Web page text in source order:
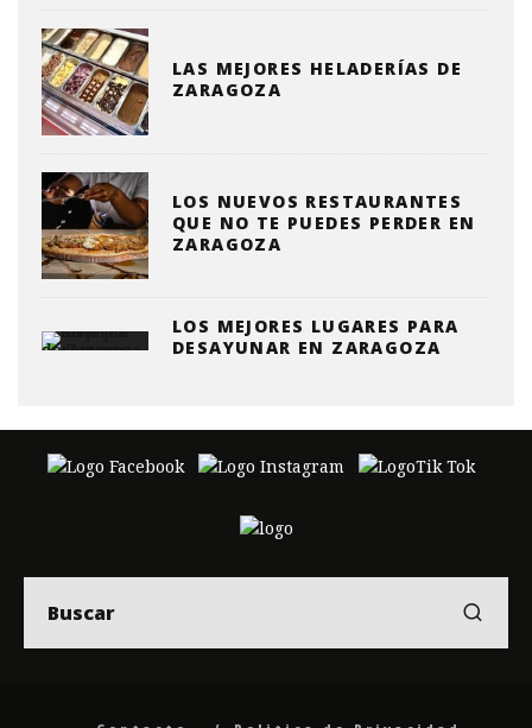
LAS MEJORES HELADERÍAS DE
ZARAGOZA
LOS NUEVOS RESTAURANTES
QUE NO TE PUEDES PERDER EN
ZARAGOZA
LOS MEJORES LUGARES PARA
DESAYUNAR EN ZARAGOZA